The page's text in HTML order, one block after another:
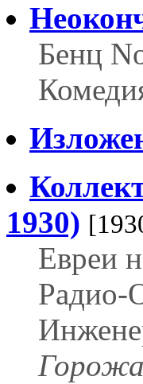
Бенц
1930)
Евреи
Радио-